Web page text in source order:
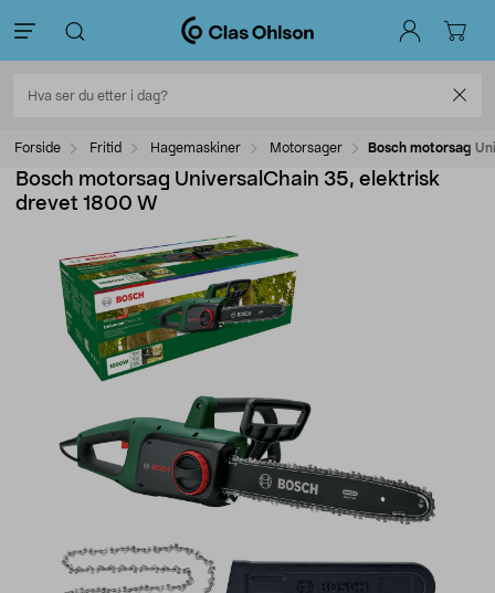
Forside Fritid Hagemaskiner Motorsager Bosch motorsag
Bosch motorsag UniversalChain 35, elektrisk
drevet 1800 W